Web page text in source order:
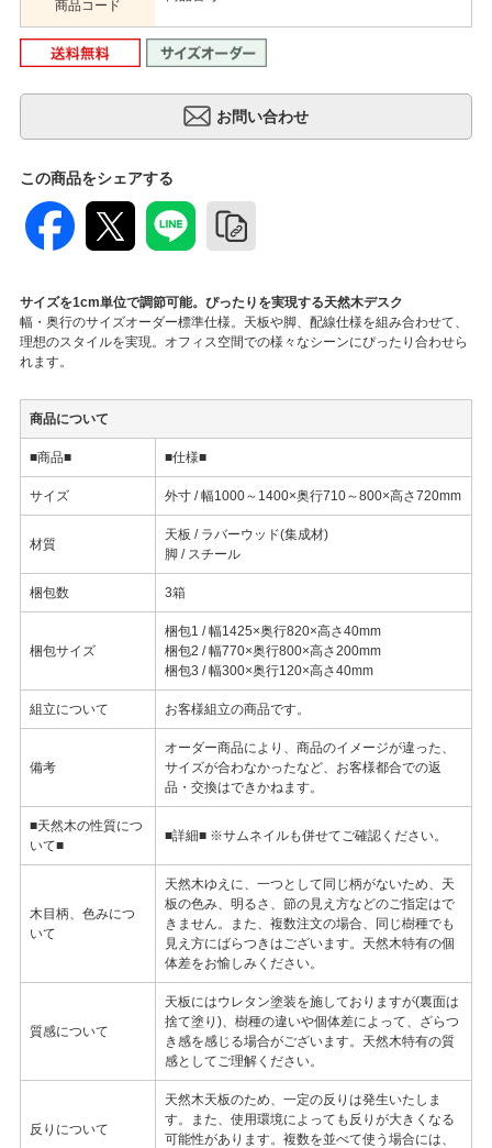
商品コード
この商品をシェアする
サイズを1cm単位で調節可能。ぴったりを実現する天然木デスク
幅・奥行のサイズオーダー標準仕様。天板や脚、配線仕様を組み合わせて、
理想のスタイルを実現。オフィス空間での様々なシーンにぴったり合わせら
れます。
商品について
■商品■ ■仕様■
サイズ 外寸 / 幅1000～1400×奥行710～800×高さ720mm
材質
天板 / ラバーウッド(集成材)
脚 / スチール
梱包数 3箱
梱包サイズ
梱包1 / 幅1425×奥行820×高さ40mm
梱包2 / 幅770×奥行800×高さ200mm
梱包3 / 幅300×奥行120×高さ40mm
組立について お客様組立の商品です。
備考
オーダー商品により、商品のイメージが違った、
サイズが合わなかったなど、お客様都合での返
品・交換はできかねます。
■天然木の性質につ
いて■
■詳細■ ※サムネイルも併せてご確認ください。
木目柄、色みにつ
いて
天然木ゆえに、一つとして同じ柄がないため、天
板の色み、明るさ、節の見え方などのご指定はで
きません。また、複数注文の場合、同じ樹種でも
見え方にばらつきはございます。天然木特有の個
体差をお愉しみください。
質感について
天板にはウレタン塗装を施しておりますが(裏面は
捨て塗り)、樹種の違いや個体差によって、ざらつ
き感を感じる場合がございます。天然木特有の質
感としてご理解ください。
反りについて
天然木天板のため、一定の反りは発生いたしま
す。また、使用環境によっても反りが大きくなる
可能性があります。複数を並べて使う場合には、